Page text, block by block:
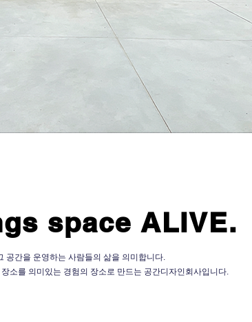
space ALIVE.
공간을 운영하는 사람들의 삶을 의미합니다.
소를 의미있는 경험의 장소로 만드는 공간디자인회사입니다.